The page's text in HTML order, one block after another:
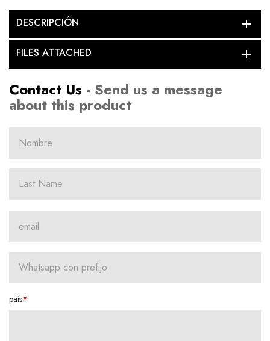
DESCRIPCIÓN add
FILES ATTACHED add
Contact Us - Send us a message
about this product
país